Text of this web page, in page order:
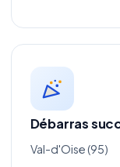
Débarras
Val-d'Oise (95)